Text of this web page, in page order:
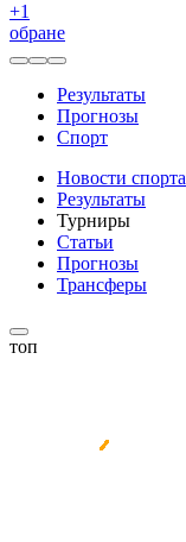
+1
обране
Результаты
Прогнозы
Спорт
Новости спорта
Результаты
Турниры
Статьи
Прогнозы
Трансферы
топ